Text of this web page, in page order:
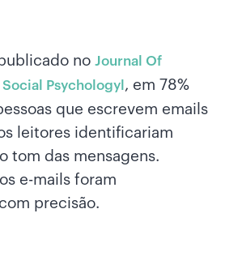
no Journal Of
Psychologyl , em 78%
que escrevem emails
leitores identificariam
tom das mensagens.
e-mails foram
precisão.